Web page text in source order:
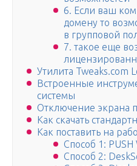
6. Если ваш
домену то
в групповой
7. такое еще
Утилита Tweaks.com
Встроенные
системы
Отключение экрана
Как скачать
Как поставить на
Способ 1:
Способ 2: